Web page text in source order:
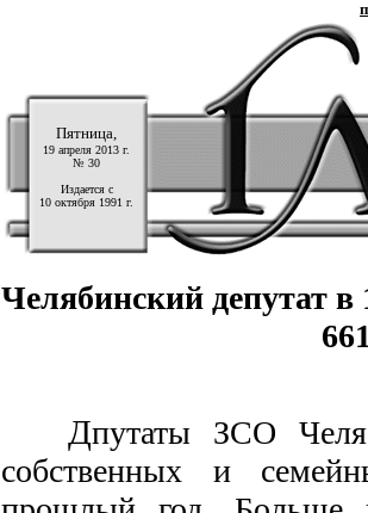
Пятница,
19 апреля 2013 г.
№ 30
Издается с
10 октября 1991 г.
Челябинский депутат в
Дпутаты ЗСО
собственных и